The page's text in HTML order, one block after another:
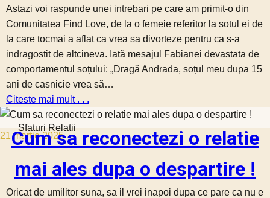
Astazi voi raspunde unei intrebari pe care am primit-o din
Comunitatea Find Love, de la o femeie referitor la sotul ei de
la care tocmai a aflat ca vrea sa divorteze pentru ca s-a
indragostit de altcineva. Iată mesajul Fabianei devastata de
comportamentul soțului: „Dragă Andrada, soțul meu dupa 15
ani de casnicie vrea să…
Citeste mai mult . . .
21 martie 2025
Sfaturi Relatii
Cum sa reconectezi o relatie
mai ales dupa o despartire !
Oricat de umilitor suna, sa il vrei inapoi dupa ce pare ca nu e